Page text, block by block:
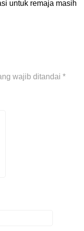
untuk remaja masih
wajib ditandai *